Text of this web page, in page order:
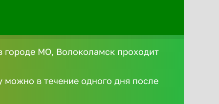
городе МО, Волоколамск проходит
можно в течение одного дня после